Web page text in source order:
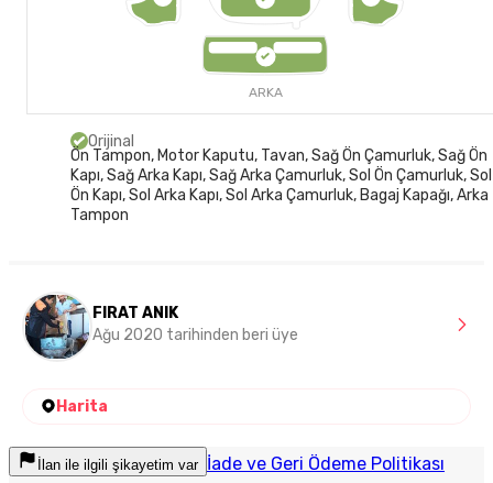
ARKA
Orijinal
Ön Tampon, Motor Kaputu, Tavan, Sağ Ön Çamurluk, Sağ Ön
Kapı, Sağ Arka Kapı, Sağ Arka Çamurluk, Sol Ön Çamurluk, Sol
Ön Kapı, Sol Arka Kapı, Sol Arka Çamurluk, Bagaj Kapağı, Arka
Tampon
FIRAT ANIK
Ağu 2020 tarihinden beri üye
Harita
İlan ile ilgili şikayetim var İade ve Geri Ödeme Politikası